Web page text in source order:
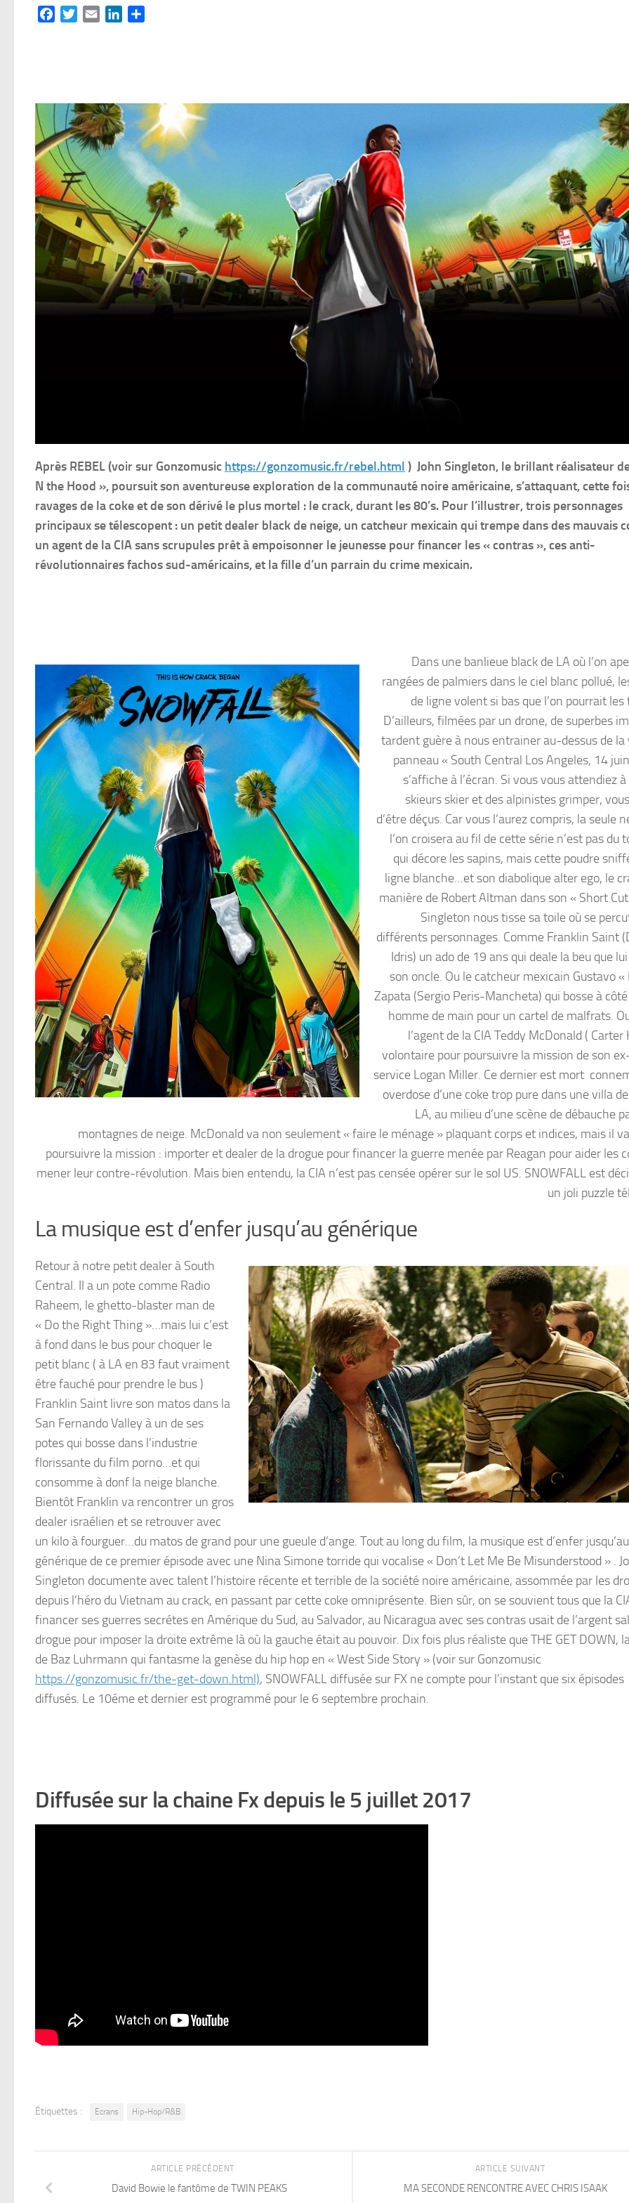
FacebookTwitterEmail LinkedIn
Après REBEL (voir sur Gonzomusic https://gonzomusic.fr/rebel.html ) John Singleton, le brillant réalisateur
N the Hood », poursuit son aventureuse exploration de la communauté noire américaine, s’attaquant, cette
ravages de la coke et de son dérivé le plus mortel : le crack, durant les 80’s. Pour l’illustrer, trois personnages
principaux se télescopent : un petit dealer black de neige, un catcheur mexicain qui trempe dans des mauvais
un agent de la CIA sans scrupules prêt à empoisonner le jeunesse pour financer les « contras », ces anti-
révolutionnaires fachos sud-américains, et la fille d’un parrain du crime mexicain.
Dans une banlieue black de LA où l’on
rangées de palmiers dans le ciel blanc pollué,
de ligne volent si bas que l’on pourrait les
D’ailleurs, filmées par un drone, de superbes
tardent guère à nous entrainer au-dessus de la
panneau « South Central Los Angeles, 14
s’affiche à l’écran. Si vous vous attendiez
skieurs skier et des alpinistes grimper,
d’être déçus. Car vous l’aurez compris, la seule
l’on croisera au fil de cette série n’est pas du
qui décore les sapins, mais cette poudre
ligne blanche…et son diabolique alter ego, le
manière de Robert Altman dans son « Short
Singleton nous tisse sa toile où se
différents personnages. Comme Franklin Saint
Idris) un ado de 19 ans qui deale la beu que
son oncle. Ou le catcheur mexicain Gustavo «
Zapata (Sergio Peris-Mancheta) qui bosse à
homme de main pour un cartel de malfrats.
l’agent de la CIA Teddy McDonald ( Carter
volontaire pour poursuivre la mission de son
service Logan Miller. Ce dernier est mort
overdose d’une coke trop pure dans une villa
LA, au milieu d’une scène de débauche
montagnes de neige. McDonald va non seulement « faire le ménage » plaquant corps et indices, mais il
poursuivre la mission : importer et dealer de la drogue pour financer la guerre menée par Reagan pour aider les
mener leur contre-révolution. Mais bien entendu, la CIA n’est pas censée opérer sur le sol US. SNOWFALL est
un joli puzzle
La musique est d’enfer jusqu’au générique
Retour à notre petit dealer à South
Central. Il a un pote comme Radio
Raheem, le ghetto-blaster man de
« Do the Right Thing »…mais lui c’est
à fond dans le bus pour choquer le
petit blanc ( à LA en 83 faut vraiment
être fauché pour prendre le bus )
Franklin Saint livre son matos dans la
San Fernando Valley à un de ses
potes qui bosse dans l’industrie
florissante du film porno…et qui
consomme à donf la neige blanche.
Bientôt Franklin va rencontrer un gros
dealer israélien et se retrouver avec
un kilo à fourguer…du matos de grand pour une gueule d’ange. Tout au long du film, la musique est d’enfer jusqu’au
générique de ce premier épisode avec une Nina Simone torride qui vocalise « Don’t Let Me Be Misunderstood » .
Singleton documente avec talent l’histoire récente et terrible de la société noire américaine, assommée par les
depuis l’héro du Vietnam au crack, en passant par cette coke omniprésente. Bien sûr, on se souvient tous que la
financer ses guerres secrétes en Amérique du Sud, au Salvador, au Nicaragua avec ses contras usait de l’argent
drogue pour imposer la droite extrême là où la gauche était au pouvoir. Dix fois plus réaliste que THE GET DOWN,
de Baz Luhrmann qui fantasme la genèse du hip hop en « West Side Story » (voir sur Gonzomusic
https://gonzomusic.fr/the-get-down.html), SNOWFALL diffusée sur FX ne compte pour l’instant que six épisodes
diffusés. Le 10éme et dernier est programmé pour le 6 septembre prochain.
Diffusée sur la chaine Fx depuis le 5 juillet 2017
Étiquettes : Ecrans Hip-Hop/R&B
ARTICLE SUIVANT
MA SECONDE RENCONTRE AVEC CHRIS ISAAK
ARTICLE PRÉCÉDENT
David Bowie le fantôme de TWIN PEAKS